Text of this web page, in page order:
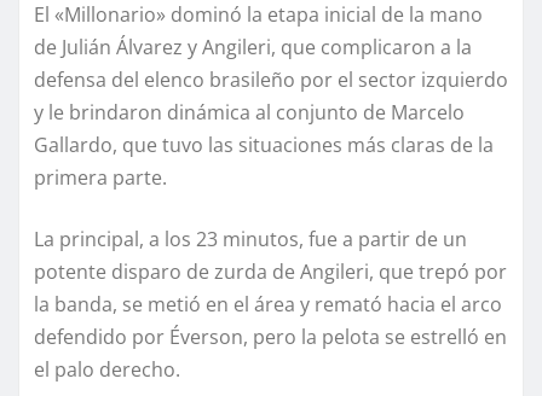
El «Millonario» dominó la etapa inicial de la mano
de Julián Álvarez y Angileri, que complicaron a la
defensa del elenco brasileño por el sector izquierdo
y le brindaron dinámica al conjunto de Marcelo
Gallardo, que tuvo las situaciones más claras de la
primera parte.
La principal, a los 23 minutos, fue a partir de un
potente disparo de zurda de Angileri, que trepó por
la banda, se metió en el área y remató hacia el arco
defendido por Éverson, pero la pelota se estrelló en
el palo derecho.